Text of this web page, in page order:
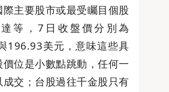
主要股市或最受矚目個股
等，7日收盤價分別為
196.93美元，意味這些具
位是小數點跳動，任何一
交；台股過往千金股只有